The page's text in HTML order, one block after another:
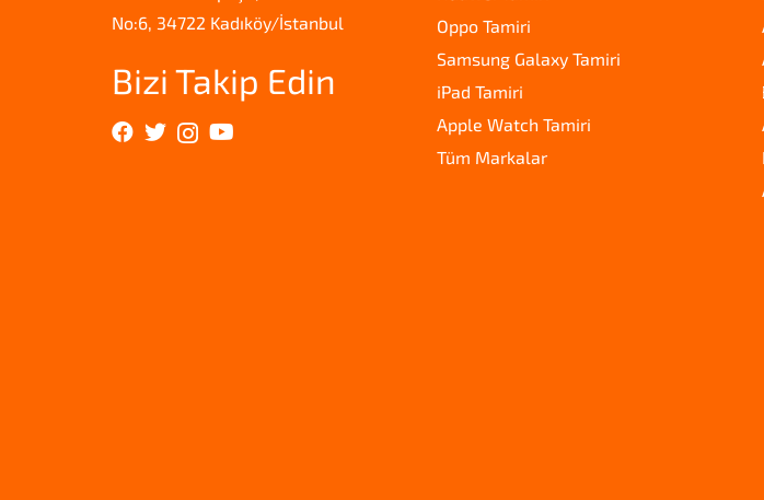
No:6, 34722 Kadıköy/İstanbul
Bizi Takip Edin
Oppo Tamiri
Samsung Galaxy Tamiri
iPad Tamiri
Apple Watch Tamiri
Tüm Markalar